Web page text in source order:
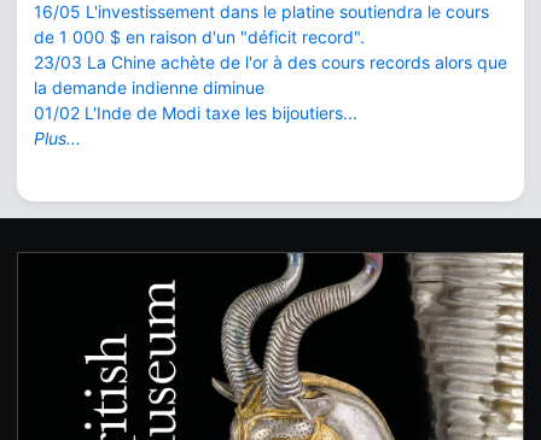
16/05 L'investissement dans le platine soutiendra le cours
de 1 000 $ en raison d'un "déficit record".
23/03 La Chine achète de l'or à des cours records alors que
la demande indienne diminue
01/02 L'Inde de Modi taxe les bijoutiers...
Plus...